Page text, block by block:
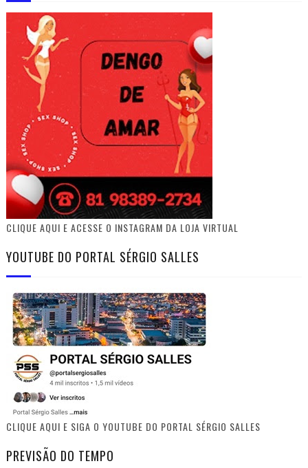
CLIQUE AQUI E ACESSE O INSTAGRAM DA LOJA VIRTUAL
YOUTUBE DO PORTAL SÉRGIO SALLES
CLIQUE AQUI E SIGA O YOUTUBE DO PORTAL SÉRGIO SALLES
PREVISÃO DO TEMPO